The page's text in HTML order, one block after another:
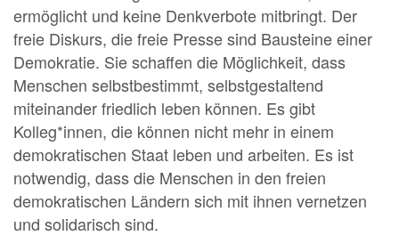
ermöglicht und keine Denkverbote mitbringt. Der
freie Diskurs, die freie Presse sind Bausteine einer
Demokratie. Sie schaffen die Möglichkeit, dass
Menschen selbstbestimmt, selbstgestaltend
miteinander friedlich leben können. Es gibt
Kolleg*innen, die können nicht mehr in einem
demokratischen Staat leben und arbeiten. Es ist
notwendig, dass die Menschen in den freien
demokratischen Ländern sich mit ihnen vernetzen
und solidarisch sind.